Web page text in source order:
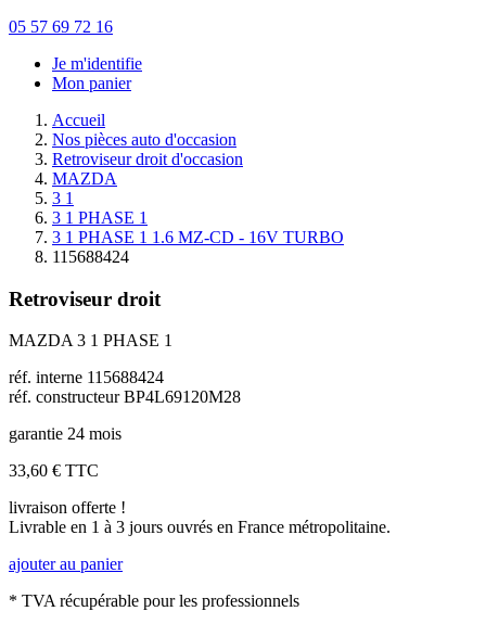
05 57 69 72 16
Je m'identifie
Mon panier
Accueil
Nos pièces auto d'occasion
Retroviseur droit d'occasion
MAZDA
3 1
3 1 PHASE 1
3 1 PHASE 1 1.6 MZ-CD - 16V TURBO
115688424
Retroviseur droit
MAZDA 3 1 PHASE 1
réf. interne 115688424
réf. constructeur BP4L69120M28
garantie 24 mois
33,60 € TTC
livraison offerte !
Livrable en 1 à 3 jours ouvrés en France métropolitaine.
ajouter au panier
* TVA récupérable pour les professionnels